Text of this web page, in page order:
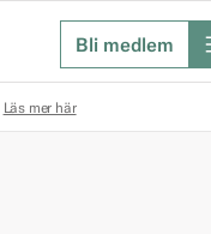
Bli medlem
Läs mer här